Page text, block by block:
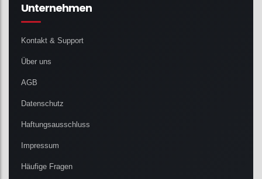
Unternehmen
Kontakt & Support
Über uns
AGB
Datenschutz
Haftungsausschluss
Impressum
Häufige Fragen